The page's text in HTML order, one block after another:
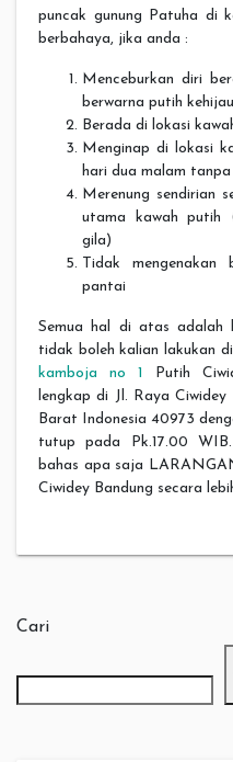
puncak gunung Patuha di
berbahaya, jika anda :
Menceburkan diri
berwarna putih
Berada di lokasi
Menginap di lokasi
hari dua malam tanpa
Merenung sendirian
utama kawah putih
gila)
Tidak
pantai
Semua hal di atas adalah
tidak boleh kalian lakukan
kamboja no 1
Putih
lengkap di Jl. Raya Ciwidey
Barat Indonesia 40973
tutup pada Pk.17.00
bahas apa saja
Ciwidey Bandung secara
Cari